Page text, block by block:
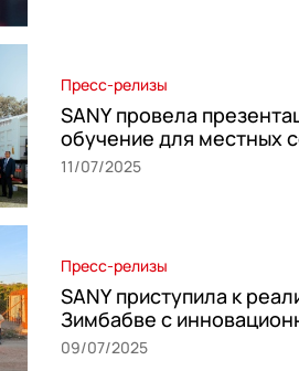
Пресс-релизы
SANY провела
обучение для местных
11/07/2025
Пресс-релизы
SANY приступила к
Зимбабве с
09/07/2025